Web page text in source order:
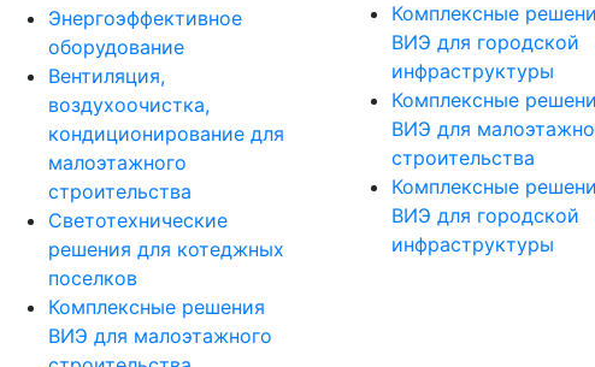
Энергоэффективное
оборудование
Вентиляция,
воздухоочистка,
кондиционирование для
малоэтажного
строительства
Светотехнические
решения для котеджных
поселков
Комплексные решения
ВИЭ для малоэтажного
Комплексные
ВИЭ для городской
инфраструктуры
Комплексные
ВИЭ для
строительства
Комплексные
ВИЭ для городской
инфраструктуры